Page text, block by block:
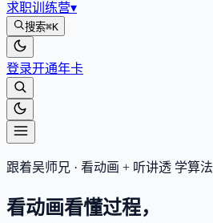
求职训练营▾
搜索⌘K
登录开通年卡
跟着吴师兄 · 看动画 + 听讲透 学算法
看动画看懂过程，